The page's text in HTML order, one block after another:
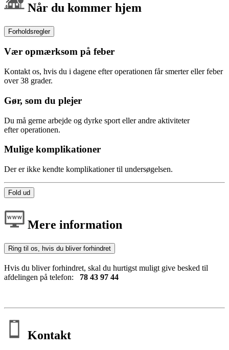
Når du kommer hjem
Forholdsregler
Vær opmærksom på feber
Kontakt os, hvis du i dagene efter operationen får smerter eller feber
over 38 grader.
Gør, som du plejer
Du må gerne arbejde og dyrke sport eller andre aktiviteter
efter operationen.
Mulige komplikationer
Der er ikke kendte komplikationer til undersøgelsen.
Fold ud
Mere information
Ring til os, hvis du bliver forhindret
Hvis du bliver forhindret, skal du hurtigst muligt give besked til
afdelingen på telefon: 78 43 97 44
Kontakt